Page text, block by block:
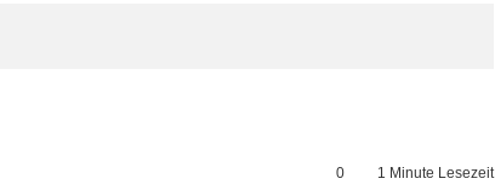
0 1 Minute Lesezeit